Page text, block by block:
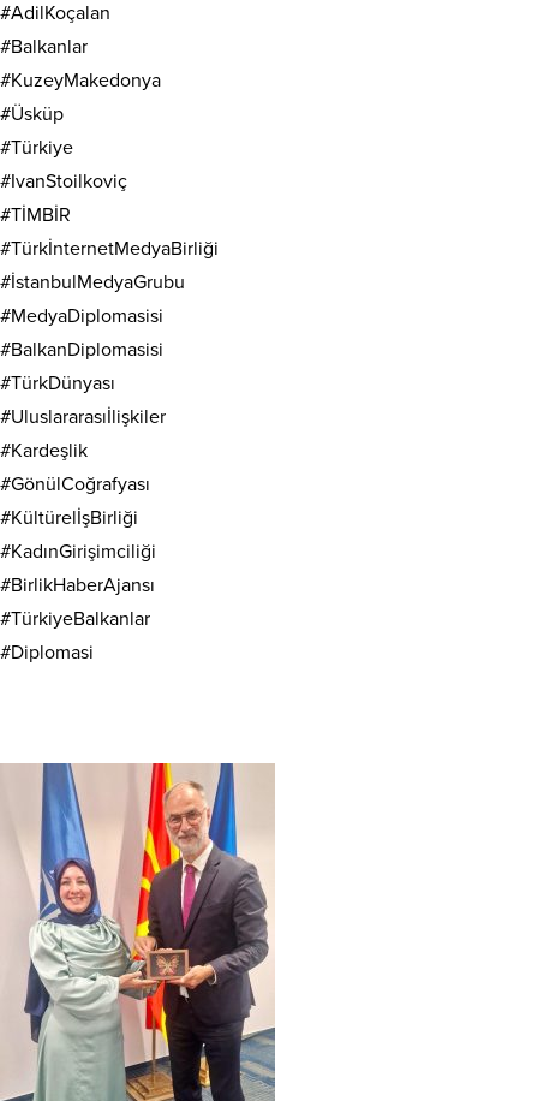
#AdilKoçalan
#Balkanlar
#KuzeyMakedonya
#Üsküp
#Türkiye
#IvanStoilkoviç
#TİMBİR
#TürkİnternetMedyaBirliği
#İstanbulMedyaGrubu
#MedyaDiplomasisi
#BalkanDiplomasisi
#TürkDünyası
#Uluslararasıİlişkiler
#Kardeşlik
#GönülCoğrafyası
#KültürelİşBirliği
#KadınGirişimciliği
#BirlikHaberAjansı
#TürkiyeBalkanlar
#Diplomasi